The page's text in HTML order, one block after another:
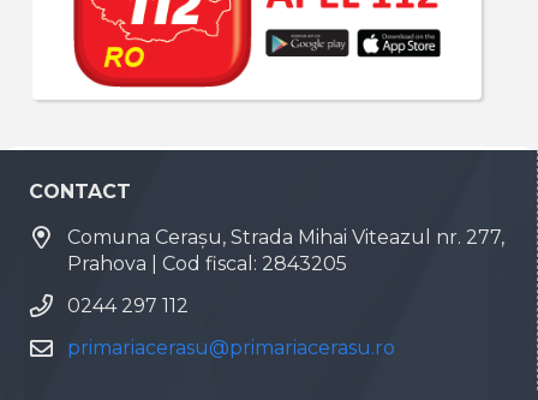
CONTACT
Comuna Cerașu, Strada Mihai Viteazul nr. 277,
Prahova | Cod fiscal: 2843205
0244 297 112
primariacerasu@primariacerasu.ro